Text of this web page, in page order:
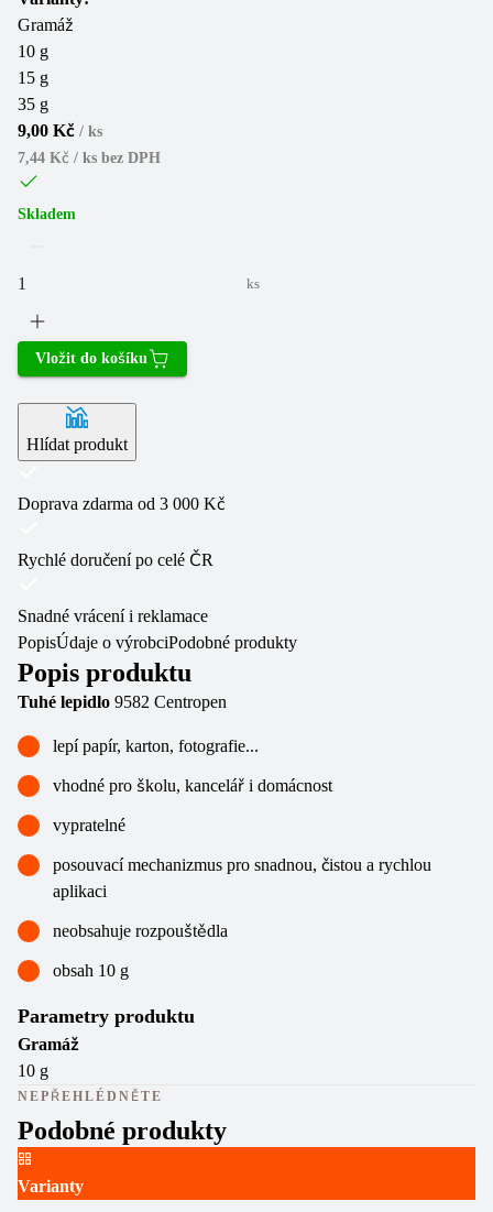
Gramáž
10 g
15 g
35 g
9,00 Kč / ks
7,44 Kč / ks bez DPH
Skladem
ks
Vložit do košíku
Hlídat produkt
Doprava zdarma od 3 000 Kč
Rychlé doručení po celé ČR
Snadné vrácení i reklamace
PopisÚdaje o výrobciPodobné produkty
Popis produktu
Tuhé lepidlo 9582 Centropen
lepí papír, karton, fotografie...
vhodné pro školu, kancelář i domácnost
vypratelné
posouvací mechanizmus pro snadnou, čistou a rychlou
aplikaci
neobsahuje rozpouštědla
obsah 10 g
Parametry produktu
Gramáž
10 g
NEPŘEHLÉDNĚTE
Podobné produkty
Varianty